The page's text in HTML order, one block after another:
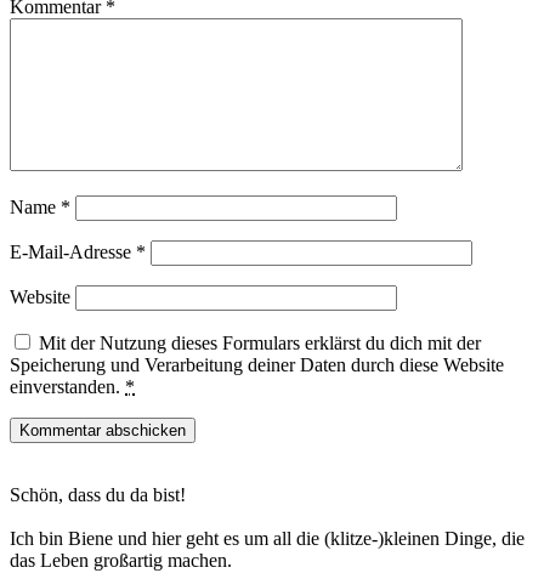
Kommentar *
Name *
E-Mail-Adresse *
Website
Mit der Nutzung dieses Formulars erklärst du dich mit der
Speicherung und Verarbeitung deiner Daten durch diese Website
einverstanden. *
Sidebar
Schön, dass du da bist!
Ich bin Biene und hier geht es um all die (klitze-)kleinen Dinge, die
das Leben großartig machen.